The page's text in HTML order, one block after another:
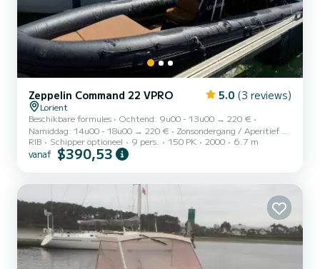
Zeppelin Command 22 VPRO 5.0 (3 reviews)
Lorient
Beschikbare formules • Ochtend: 9u00 - 13u00 → 220 € •
Namiddag: 14u00 - 18u00 → 220 € • Zonsondergang / Aperitief op
zee: 19u00 - 22u00 → 180 € • Volledige dag: vrij vanaf 6u tot 23u
→ 350 € De tijden kunnen worden aangepast afhankelijk van het
Pro - De zeiltocht op zee vanuit Lorient! Zin in een onvergetelijke
dag op het water? Stap aan boord van mijn semi-rig...
RIB Schipper optioneel 9 pers. 150 PK 2000 6.7 m
vanaf $390,53